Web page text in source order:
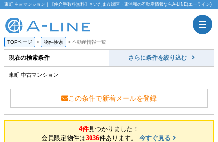
東町 中古マンション｜【仲介手数料無料】さいたま市緑区・東浦和の不動産情報ならA-LINE(エーライン)
TOPページ > 物件検索 > 不動産情報一覧
現在の検索条件 さらに条件を絞り込む
東町 中古マンション
この条件で新着メールを登録
4件見つかりました！
会員限定物件は3036件あります。今すぐ見る